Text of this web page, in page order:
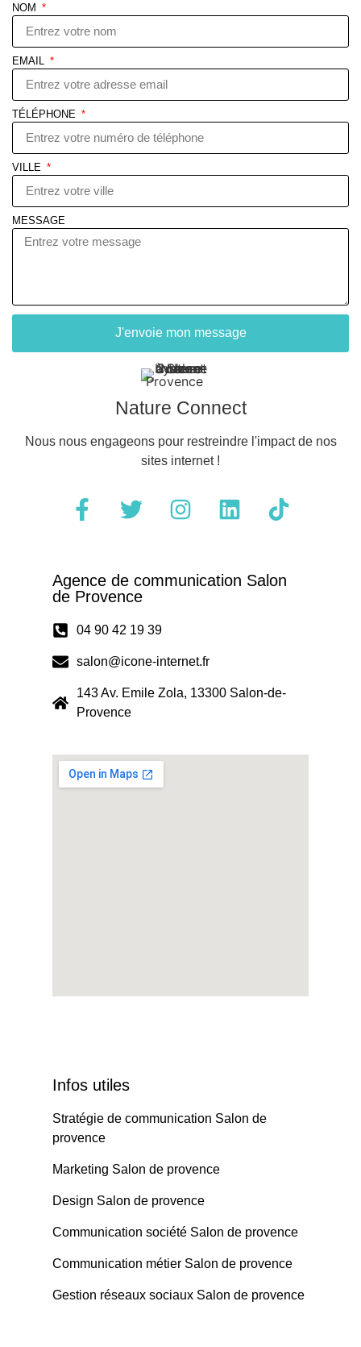
NOM
EMAIL
TÉLÉPHONE
VILLE
MESSAGE
J'envoie mon message
Nature Connect
Nous nous engageons pour restreindre l'impact de nos
sites internet !
Agence de communication Salon
de Provence
04 90 42 19 39
salon@icone-internet.fr
143 Av. Emile Zola, 13300 Salon-de-
Provence
Infos utiles
Stratégie de communication Salon de
provence
Marketing Salon de provence
Design Salon de provence
Communication société Salon de provence
Communication métier Salon de provence
Gestion réseaux sociaux Salon de provence